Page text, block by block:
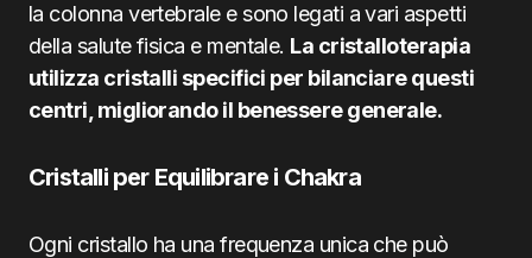
la colonna vertebrale e sono legati a vari aspetti
della salute fisica e mentale. La cristalloterapia
utilizza cristalli specifici per bilanciare questi
centri, migliorando il benessere generale.
Cristalli per Equilibrare i Chakra
Ogni cristallo ha una frequenza unica che può